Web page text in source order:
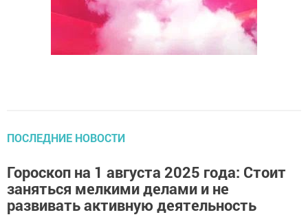
ПОСЛЕДНИЕ НОВОСТИ
Гороскоп на 1 августа 2025 года: Стоит
заняться мелкими делами и не
развивать активную деятельность